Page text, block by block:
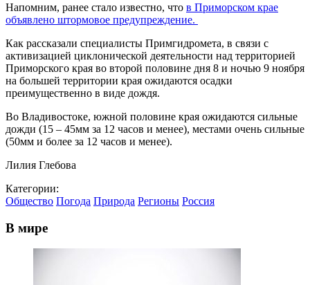
Напомним, ранее стало известно, что в Приморском крае
объявлено штормовое предупреждение.
Как рассказали специалисты Примгидромета, в связи с
активизацией циклонической деятельности над территорией
Приморского края во второй половине дня 8 и ночью 9 ноября
на большей территории края ожидаются осадки
преимущественно в виде дождя.
Во Владивостоке, южной половине края ожидаются сильные
дожди (15 – 45мм за 12 часов и менее), местами очень сильные
(50мм и более за 12 часов и менее).
Лилия Глебова
Категории:
Общество Погода Природа Регионы Россия
В мире